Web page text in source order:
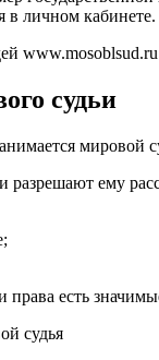
в личном кабинете.
www.mosoblsud.ru
судьи
мировой
ему
права есть